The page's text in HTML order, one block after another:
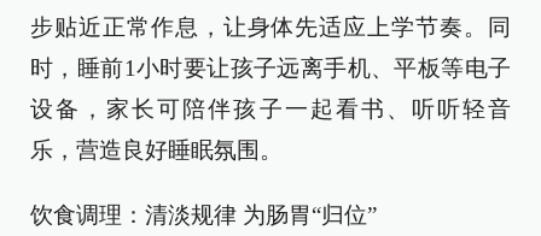
步贴近正常作息，让身体先适应上学节奏。同
时，睡前1小时要让孩子远离手机、平板等电子
设备，家长可陪伴孩子一起看书、听听轻音
乐，营造良好睡眠氛围。
饮食调理：清淡规律 为肠胃“归位”